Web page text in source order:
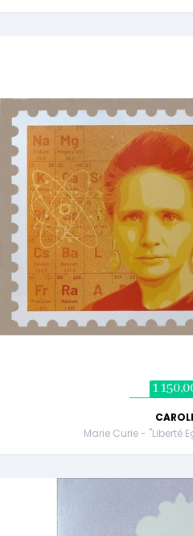
1
Marie Curie - "Liberté